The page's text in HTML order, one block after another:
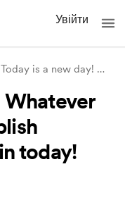
Увійти
Today is a new day! Whatever you did not
Whatever
today!